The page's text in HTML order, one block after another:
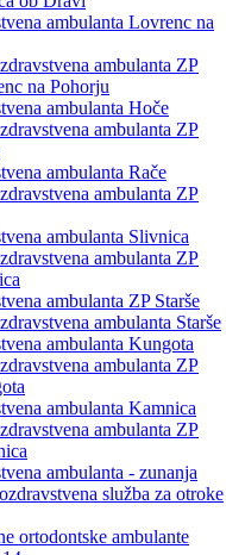
ambulanta Lovrenc na
ambulanta ZP
na Pohorju
ambulanta Hoče
ambulanta ZP
ambulanta Rače
ambulanta ZP
ambulanta Slivnica
ambulanta ZP
ambulanta ZP Starše
ambulanta Starše
ambulanta Kungota
ambulanta ZP
ambulanta Kamnica
ambulanta ZP
ambulanta - zunanja
služba za otroke
ortodontske ambulante